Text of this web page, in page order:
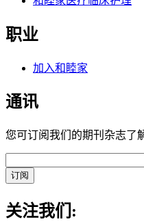
职业
加入和睦家
通讯
您可订阅我们的期刊杂志了
关注我们: